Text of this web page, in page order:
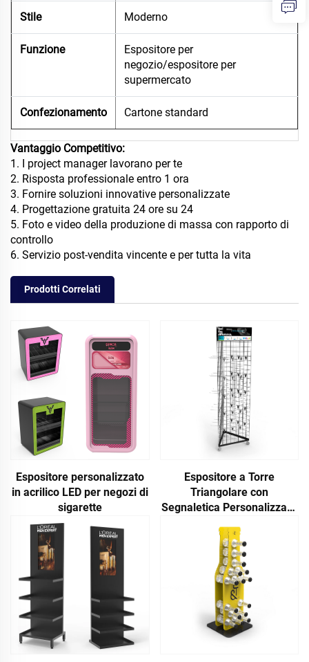
Stile Moderno
Funzione
Espositore per
negozio/espositore per
supermercato
Confezionamento Cartone standard
Vantaggio Competitivo:
1. I project manager lavorano per te
2. Risposta professionale entro 1 ora
3. Fornire soluzioni innovative personalizzate
4. Progettazione gratuita 24 ore su 24
5. Foto e video della produzione di massa con rapporto di
controllo
6. Servizio post-vendita vincente e per tutta la vita
Prodotti Correlati
Espositore personalizzato
in acrilico LED per negozi di
sigarette
Espositore a Torre
Triangolare con
Segnaletica Personalizzata
Griglia con Ruote